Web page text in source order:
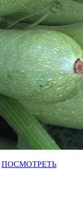
ПОСМОТРЕТЬ